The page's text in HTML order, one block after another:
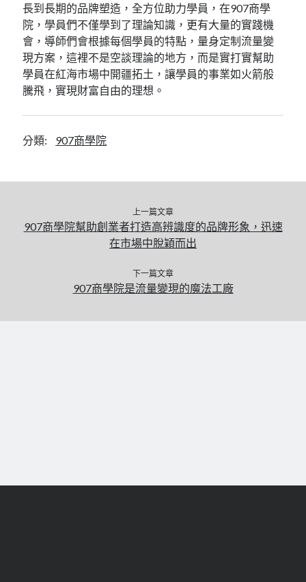
長到長期的品牌塑造，全方位助力學員，在907商學
院，學員們不僅學到了理論知識，更有大量的實踐機
會，導師們會根據每個學員的特點，量身定制流量變
現方案，這裡不是空談理論的地方，而是實打實幫助
學員在紅海市場中開疆拓土，讓學員的事業如火箭般
騰飛，實現財富自由的理想。
分類: 907商學院
上一篇文章
907商學院幫助創業者打造高辨識度的品牌形象，迅速
在市場中脫穎而出
下一篇文章
907商學院是流量變現的魔法工廠